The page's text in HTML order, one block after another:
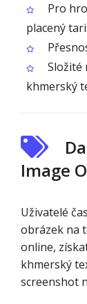
Pro
placený
Složité
khmerský
Image
Uživatelé
obrázek na
online,
khmerský
screenshot